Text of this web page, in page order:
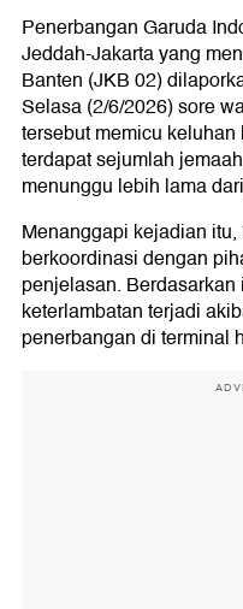
Penerbangan Garuda
Jeddah-Jakarta yang
Banten (JKB 02)
Selasa (2/6/2026) sore
tersebut memicu
terdapat sejumlah
menunggu lebih lama
Menanggapi kejadian
berkoordinasi dengan
penjelasan.
keterlambatan terjadi
penerbangan di terminal